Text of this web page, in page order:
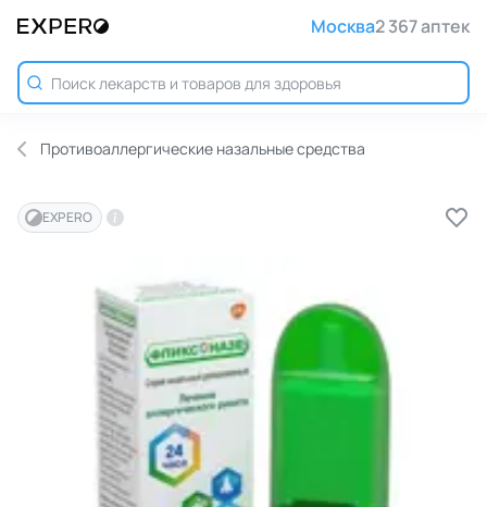
Москва2 367 аптек
Противоаллергические назальные средства
EXPERO